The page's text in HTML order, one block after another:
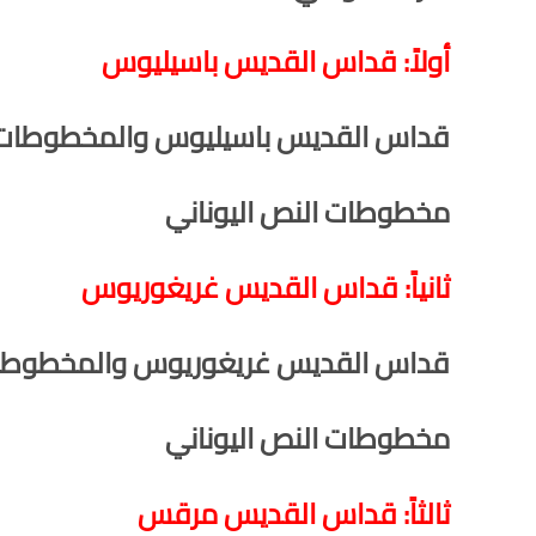
أولاً: قداس القديس باسيليوس
قداس القديس باسيليوس
مخطوطات النص اليوناني
ثانياً: قداس القديس غريغوريوس
قداس القديس غريغوريوس
مخطوطات النص اليوناني
ثالثاً: قداس القديس مرقس